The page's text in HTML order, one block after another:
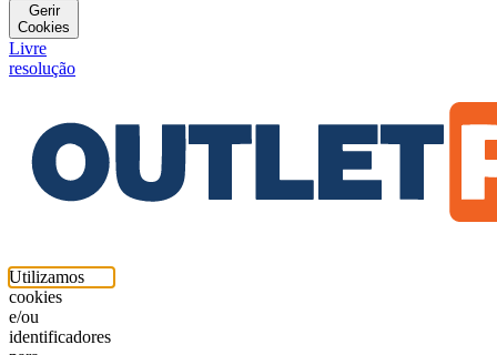
Gerir
Cookies
Livre
resolução
Utilizamos
cookies
e/ou
identificadores